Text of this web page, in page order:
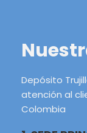
Depósito
atención al
Colombia